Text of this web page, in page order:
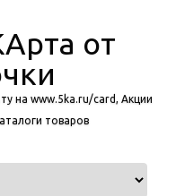
от
на www.5ka.ru/card, Акции
товаров